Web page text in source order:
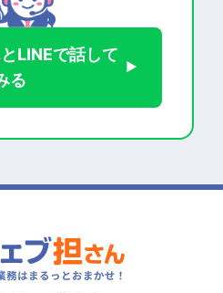
LINEで話して
る